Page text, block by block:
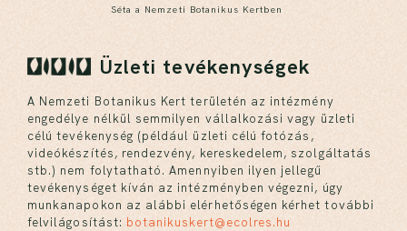
Séta a Nemzeti Botanikus Kertben
Üzleti tevékenységek
A Nemzeti Botanikus Kert területén az intézmény
engedélye nélkül semmilyen vállalkozási vagy üzleti
célú tevékenység (például üzleti célú fotózás,
videókészítés, rendezvény, kereskedelem, szolgáltatás
stb.) nem folytatható. Amennyiben ilyen jellegű
tevékenységet kíván az intézményben végezni, úgy
munkanapokon az alábbi elérhetőségen kérhet további
felvilágosítást: botanikuskert@ecolres.hu